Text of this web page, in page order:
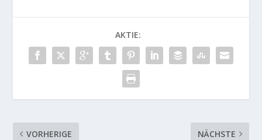
AKTIE:
VORHERIGE NÄCHSTE